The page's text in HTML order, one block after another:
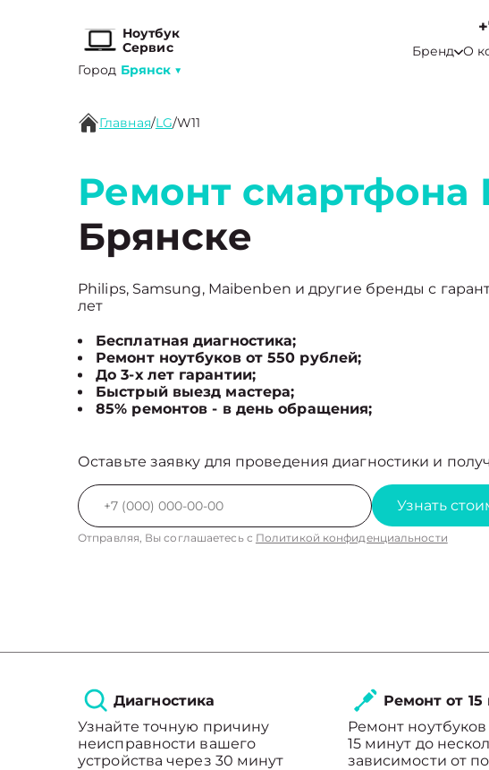
Ноутбук
Сервис
Город Брянск ▼
Бренд О
Главная/LG/W11
Ремонт смартфона
Брянске
Philips, Samsung, Maibenben и другие бренды с
лет
Бесплатная диагностика;
Ремонт ноутбуков от 550 рублей;
До 3-х лет гарантии;
Быстрый выезд мастера;
85% ремонтов - в день обращения;
Оставьте заявку для проведения диагностики и
Узнать
Отправляя, Вы соглашаетесь с Политикой конфиденциальности
Диагностика
Узнайте точную причину
неисправности вашего
устройства через 30 минут
Ремонт от 15
Ремонт
15 минут до
зависимости от